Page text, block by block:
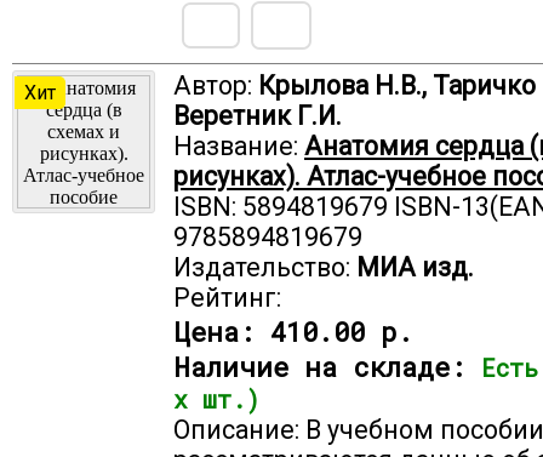
Хит Автор: Крылова Н.В.,
Веретник Г.И.
Название: Анатомия сердца
рисунках). Атлас-учебное
ISBN: 5894819679 ISBN-
9785894819679
Издательство: МИА изд.
Рейтинг:
Цена: 410.00 р.
Наличие на складе:
х шт.)
Описание: В учебном